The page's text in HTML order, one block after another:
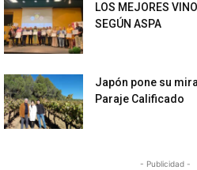
LOS MEJORES
SEGÚN ASPA
Japón pone su
Paraje Calificado
- Publicidad -